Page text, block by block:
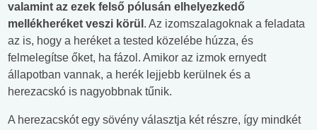
valamint az ezek felső pólusán elhelyezkedő
mellékheréket veszi körül . Az izomszalagoknak a feladata
az is, hogy a heréket a tested közelébe húzza, és
felmelegítse őket, ha fázol. Amikor az izmok ernyedt
állapotban vannak, a herék lejjebb kerülnek és a
herezacskó is nagyobbnak tűnik.
A herezacskót egy sövény választja két részre, így mindkét